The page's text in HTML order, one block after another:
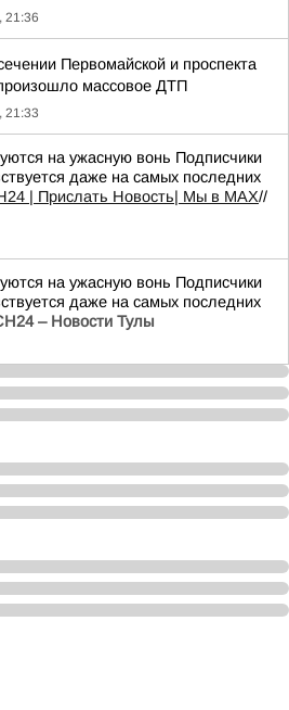
21:36
Первомайской и проспекта
массовое ДТП
21:33
на ужасную вонь Подписчики
даже на самых последних
| Прислать Новость| Мы в МАХ//
на ужасную вонь Подписчики
даже на самых последних
– Новости Тулы